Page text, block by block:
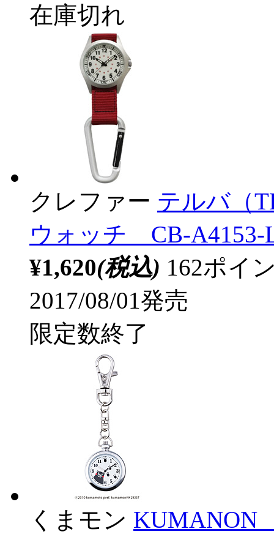
在庫切れ
クレファー テルバ（
ウォッチ CB-A4153-
¥1,620(税込) 162ポイ
2017/08/01発売
限定数終了
くまモン KUMANON